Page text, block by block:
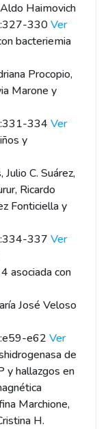
Haimovich
330Ver
bacteriemia
Procopio,
Marone y
334 Ver
y
Julio C. Suárez,
Ricardo
Fonticiella y
337 Ver
asociada con
José Veloso
e62 Ver
de
y hallazgos en
Marchione,
H.